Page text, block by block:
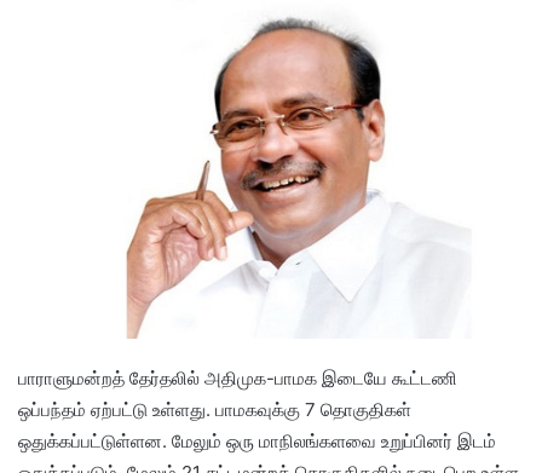
பாராளுமன்றத் தேர்தலில் அதிமுக-பாமக இடையே கூட்டணி
ஒப்பந்தம் ஏற்பட்டு உள்ளது. பாமகவுக்கு 7 தொகுதிகள்
ஒதுக்கப்பட்டுள்ளன. மேலும் ஒரு மாநிலங்களவை உறுப்பினர் இடம்